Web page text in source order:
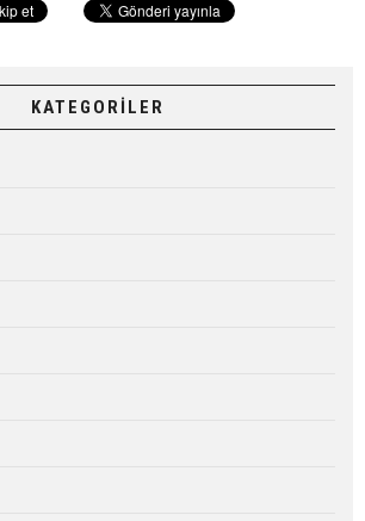
KATEGORİLER